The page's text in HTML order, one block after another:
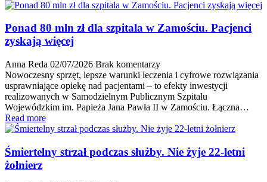
Ponad 80 mln zł dla szpitala w Zamościu. Pacjenci
zyskają więcej
Anna Reda 02/07/2026 Brak komentarzy
Nowoczesny sprzęt, lepsze warunki leczenia i cyfrowe rozwiązania
usprawniające opiekę nad pacjentami – to efekty inwestycji
realizowanych w Samodzielnym Publicznym Szpitalu
Wojewódzkim im. Papieża Jana Pawła II w Zamościu. Łączna…
Read more
Śmiertelny strzał podczas służby. Nie żyje 22-letni
żołnierz